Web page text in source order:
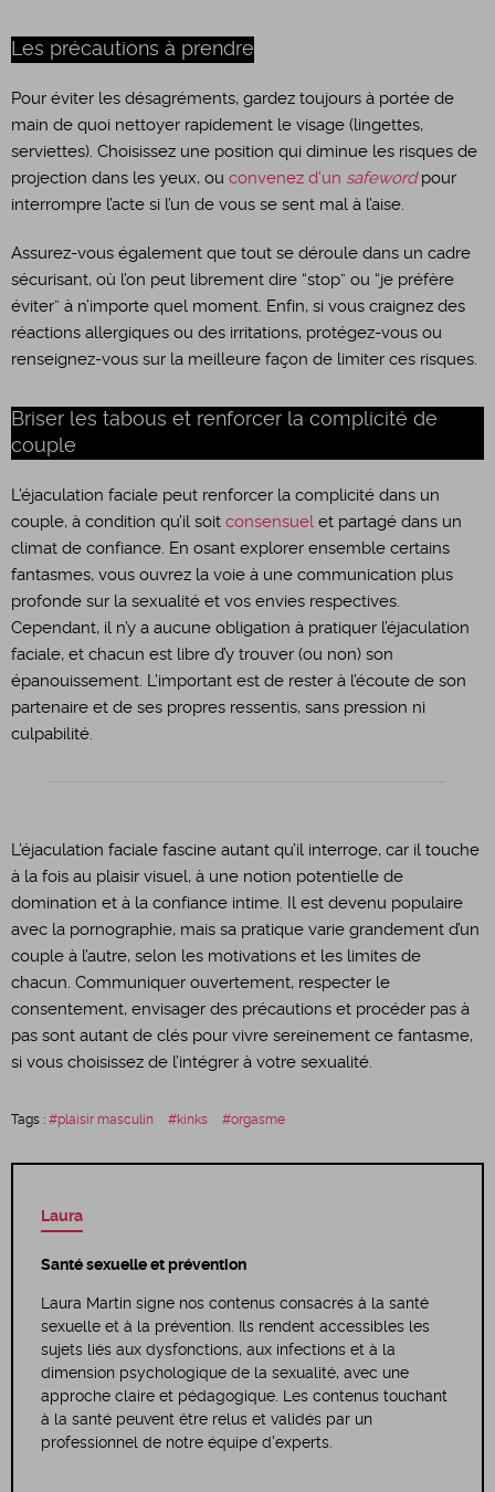
Les précautions à prendre
Pour éviter les désagréments, gardez toujours à portée de
main de quoi nettoyer rapidement le visage (lingettes,
serviettes). Choisissez une position qui diminue les risques de
projection dans les yeux, ou convenez d'un safewordpour
interrompre l’acte si l’un de vous se sent mal à l’aise.
Assurez-vous également que tout se déroule dans un cadre
sécurisant, où l’on peut librement dire “stop” ou “je préfère
éviter” à n’importe quel moment. Enfin, si vous craignez des
réactions allergiques ou des irritations, protégez-vous ou
renseignez-vous sur la meilleure façon de limiter ces risques.
Briser les tabous et renforcer la complicité de
couple
L’éjaculation faciale peut renforcer la complicité dans un
couple, à condition qu’il soit consensuel et partagé dans un
climat de confiance. En osant explorer ensemble certains
fantasmes, vous ouvrez la voie à une communication plus
profonde sur la sexualité et vos envies respectives.
Cependant, il n’y a aucune obligation à pratiquer l’éjaculation
faciale, et chacun est libre d’y trouver (ou non) son
épanouissement. L’important est de rester à l’écoute de son
partenaire et de ses propres ressentis, sans pression ni
culpabilité.
L’éjaculation faciale fascine autant qu’il interroge, car il touche
à la fois au plaisir visuel, à une notion potentielle de
domination et à la confiance intime. Il est devenu populaire
avec la pornographie, mais sa pratique varie grandement d’un
couple à l’autre, selon les motivations et les limites de
chacun. Communiquer ouvertement, respecter le
consentement, envisager des précautions et procéder pas à
pas sont autant de clés pour vivre sereinement ce fantasme,
si vous choisissez de l’intégrer à votre sexualité.
Tags : plaisir masculin kinks orgasme
Laura
Santé sexuelle et prévention
Laura Martin signe nos contenus consacrés à la santé
sexuelle et à la prévention. Ils rendent accessibles les
sujets liés aux dysfonctions, aux infections et à la
dimension psychologique de la sexualité, avec une
approche claire et pédagogique. Les contenus touchant
à la santé peuvent être relus et validés par un
professionnel de notre équipe d'experts.